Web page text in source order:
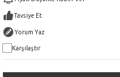
Tavsiye Et
Yorum Yaz
Karşılaştır